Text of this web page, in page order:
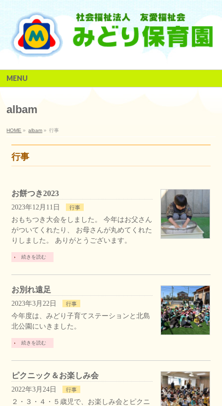
MENU
albam
HOME » albam » 行事
行事
お餅つき2023
2023年12月11日 行事
おもちつき大会をしました。 今年はお父さん
がついてくれたり、 お母さんが丸めてくれた
りしました。 ありがとうございます。
続きを読む
お別れ遠足
2023年3月22日 行事
今年度は、みどり子育てステーションと北島
北公園にいきました。
続きを読む
ピクニック＆お楽しみ会
2022年3月24日 行事
２・３・４・５歳児で、お楽しみ会とピクニ